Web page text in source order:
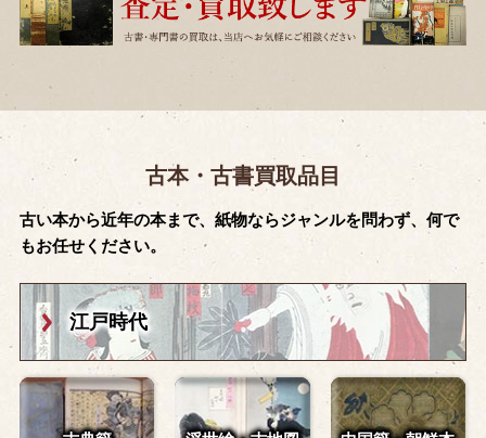
古本・古書買取品目
古い本から近年の本まで、紙物ならジャンルを問わず、何で
もお任せください。
江戸時代